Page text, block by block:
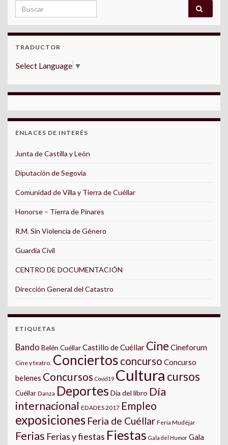
Search for:
TRADUCTOR
Select Language ▼
ENLACES DE INTERÉS
Junta de Castilla y León
Diputación de Segovia
Comunidad de Villa y Tierra de Cuéllar
Honorse – Tierra de Pinares
R.M. Sin Violencia de Género
Guardia Civil
CENTRO DE DOCUMENTACIÓN
Dirección General del Catastro
ETIQUETAS
Bando Belén CuéllarCastillo de Cuéllar Cine Cineforum
Cine y teatro. Conciertos concurso Concurso
belenes Concursos Covid19 Cultura cursos
Cuéllar Danza Deportes Día del libro Día
internacional EDADES 2017 Empleo
exposiciones Feria de Cuéllar Feria Mudéjar
Ferias Ferias y fiestas Fiestas Gala del Humor Gala